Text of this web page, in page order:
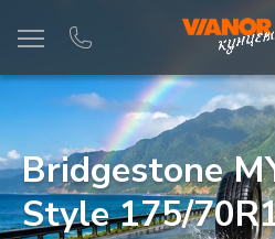
Bridgestone
Style 175/
Информация Фото